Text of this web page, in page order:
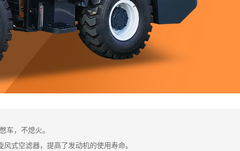
车，不熄火。
式空滤器，提高了发动机的使用寿命。